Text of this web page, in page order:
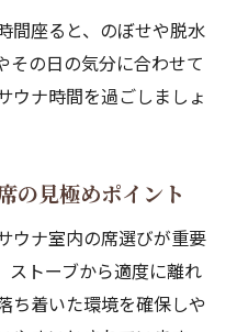
間座ると、のぼせや脱水
その日の気分に合わせて
ウナ時間を過ごしましょ
の見極めポイント
ウナ室内の席選びが重要
ストーブから適度に離れ
ち着いた環境を確保しや